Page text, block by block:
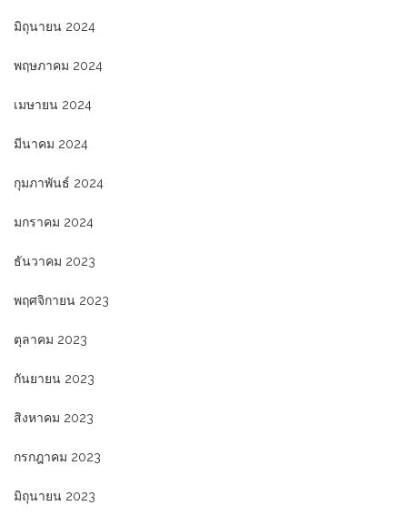
มิถุนายน 2024
พฤษภาคม 2024
เมษายน 2024
มีนาคม 2024
กุมภาพันธ์ 2024
มกราคม 2024
ธันวาคม 2023
พฤศจิกายน 2023
ตุลาคม 2023
กันยายน 2023
สิงหาคม 2023
กรกฎาคม 2023
มิถุนายน 2023